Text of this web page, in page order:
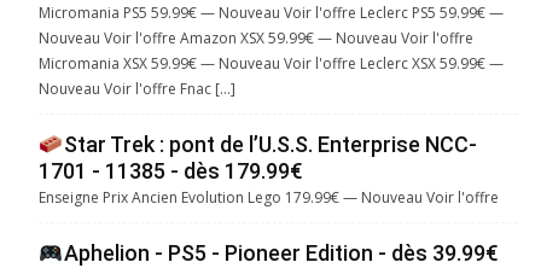
Micromania PS5 59.99€ — Nouveau Voir l'offre Leclerc PS5 59.99€ —
Nouveau Voir l'offre Amazon XSX 59.99€ — Nouveau Voir l'offre
Micromania XSX 59.99€ — Nouveau Voir l'offre Leclerc XSX 59.99€ —
Nouveau Voir l'offre Fnac […]
Star Trek : pont de l’U.S.S. Enterprise NCC-
1701 - 11385 - dès 179.99€
Enseigne Prix Ancien Evolution Lego 179.99€ — Nouveau Voir l'offre
Aphelion - PS5 - Pioneer Edition - dès 39.99€